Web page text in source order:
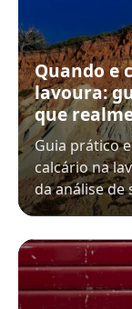
Quando e
lavoura:
que
Guia prático
calcário na
da análise de